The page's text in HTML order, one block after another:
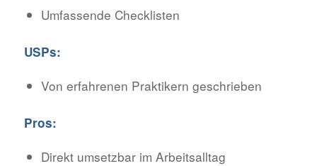
Umfassende Checklisten
USPs:
Von erfahrenen Praktikern geschrieben
Pros:
Direkt umsetzbar im Arbeitsalltag